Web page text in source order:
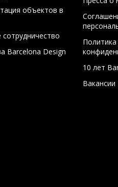
объектов в
Barcelona Design
Политика
10 лет
Вакансии